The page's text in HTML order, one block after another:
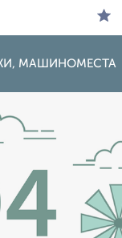
МАШИНОМЕСТА